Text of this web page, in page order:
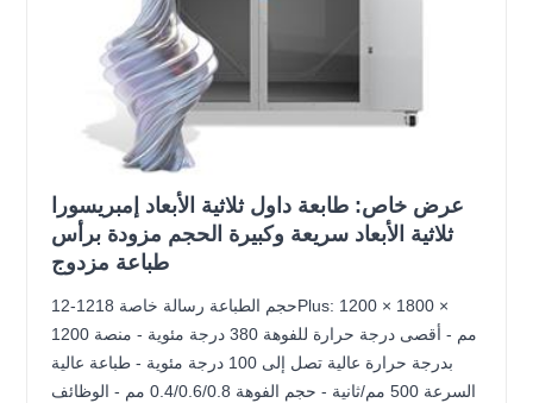
عرض خاص: طابعة داول ثلاثية الأبعاد إمبريسورا
ثلاثية الأبعاد سريعة وكبيرة الحجم مزودة برأس
طباعة مزدوج
حجم الطباعة رسالة خاصة 1218-12Plus: 1200 × 1800 ×
1200 مم - أقصى درجة حرارة للفوهة 380 درجة مئوية - منصة
بدرجة حرارة عالية تصل إلى 100 درجة مئوية - طباعة عالية
السرعة 500 مم/ثانية - حجم الفوهة 0.4/0.6/0.8 مم - الوظائف